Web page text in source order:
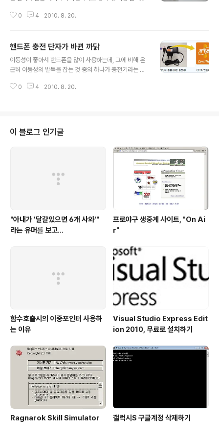
는 참신한 아이디어에 높은 점수를 주고 싶네요.
0 4 2010. 8. 20.
핸드폰 충전 단자가 바뀐 까닭
이동성이 좋아서 핸드폰을 많이 사용하는데, 그에 비해 은
근히 이동성의 발목을 잡는 것 중의 하나가 충전기라는 사
은 그렇지 않더라도 주변 사람의 충전기를 사용하려고 하
니다. 그런데, 의외로 핸드폰 젠더가 이것저것 다른게 제조
사가 자신들의 이득을 위해 벌인 일이라고 오해하는 분들
이 많으신 것 같습니다. 제조사도 벌어먹고 살려니 힘들긴
하겠지만, 설마 수십만원짜리 핸드폰 팔면서 몇천원짜리
습니까. 핸드폰 충전 단자의 변천 과정우리나라 핸..
0 4 2010. 8. 20.
이 블로그 인기글
"아내가 '달걀있으면 6개 사와'"
라는 유머를 보고...
프로야구 생중계 사이트, "On Ai
r"
함수호출시의 이중포인터 사용하
는 이유
Visual Studio Express Edit
ion 2010, 무료로 설치하기
Ragnarok Skill Simulator 갤럭시S 구글계정 삭제하기